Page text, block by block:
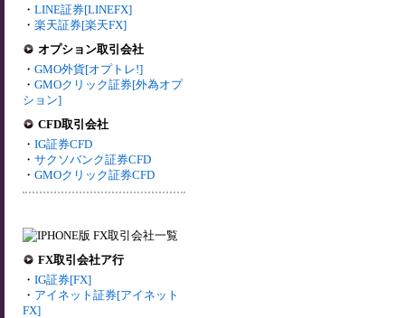
・ LINE証券[LINEFX]
・ 楽天証券[楽天FX]
オプション取引会社
・ GMO外貨[オプトレ!]
・ GMOクリック証券[外為オプ
ション]
CFD取引会社
・ IG証券CFD
・ サクソバンク証券CFD
・ GMOクリック証券CFD
FX取引会社ア行
・ IG証券[FX]
・ アイネット証券[アイネット
FX]